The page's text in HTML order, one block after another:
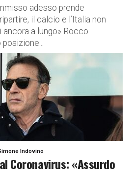
adesso prende
il calcio e l’Italia non
a lungo» Rocco
Indovino
Coronavirus: «Assurdo